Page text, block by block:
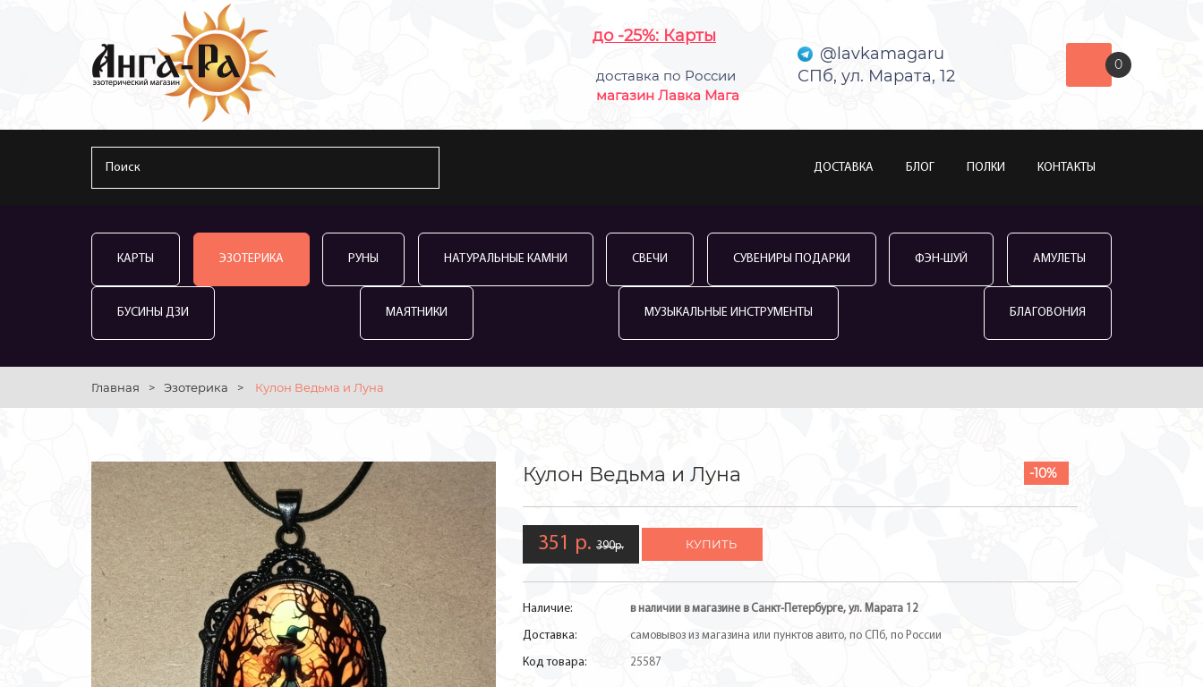
до -25%: Карты
доставка по России
магазин Лавка Мага
@lavkamagaru
СПб, ул. Марата, 12
0
ДОСТАВКА БЛОГ ПОЛКИ КОНТАКТЫ
КАРТЫ ЭЗОТЕРИКА РУНЫ НАТУРАЛЬНЫЕ КАМНИ СВЕЧИ СУВЕНИРЫ ПОДАРКИ ФЭН-ШУЙ АМУЛЕТЫ
БУСИНЫ ДЗИ МАЯТНИКИ МУЗЫКАЛЬНЫЕ ИНСТРУМЕНТЫ БЛАГОВОНИЯ
Главная > Эзотерика > Кулон Ведьма и Луна
-10%
Кулон Ведьма и Луна
351 р. 390р. КУПИТЬ
Наличие: в наличии в магазине в Санкт-Петербурге, ул. Марата 12
Доставка: самовывоз из магазина или пунктов авито, по СПб, по России
Код товара: 25587